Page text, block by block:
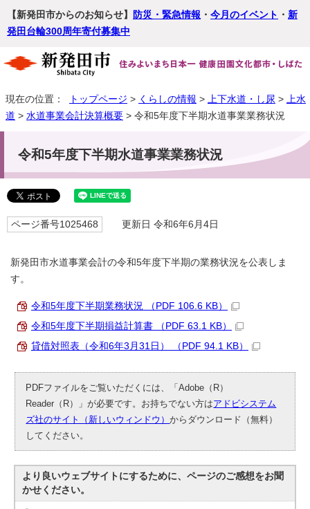
【新発田市からのお知らせ】 防災・緊急情報 ・ 今月のイベント ・ 新
発田台輪300周年寄付募集中
現在の位置： トップページ > くらしの情報 > 上下水道・し尿 >
上水
道 > 水道事業会計決算概要 > 令和5年度下半期水道事業業務状況
令和5年度下半期水道事業業務状況
ページ番号1025468 更新日 令和6年6月4日
新発田市水道事業会計の令和5年度下半期の業務状況を公表しま
す。
令和5年度下半期業務状況 （PDF 106.6 KB）
令和5年度下半期損益計算書 （PDF 63.1 KB）
貸借対照表（令和6年3月31日） （PDF 94.1 KB）
PDFファイルをご覧いただくには、「Adobe（R）
Reader（R）」が必要です。お持ちでない方はアドビシステム
ズ社のサイト（新しいウィンドウ）からダウンロード（無料）
してください。
より良いウェブサイトにするために、ページのご感想をお聞
かせください。